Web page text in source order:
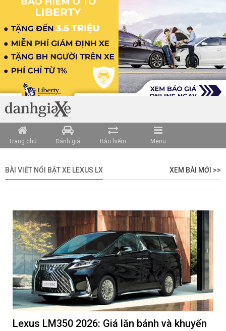
Trang chủ Đánh giá Bảo hiểm Menu
BÀI VIẾT NỔI BẬT XE LEXUS LX XEM BÀI MỚI >>
Lexus LM350 2026: Giá lăn bánh và khuyến